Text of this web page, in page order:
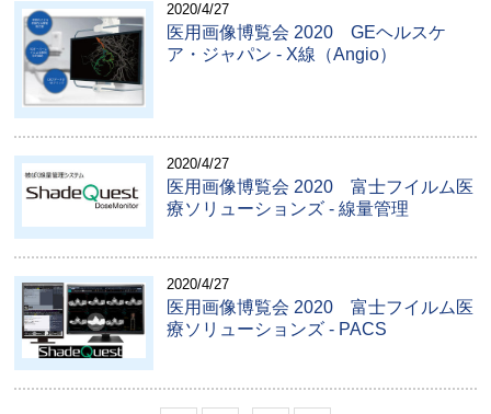
2020/4/27
医用画像博覧会 2020 GEヘルスケ
ア・ジャパン - X線（Angio）
2020/4/27
医用画像博覧会 2020 富士フイルム医
療ソリューションズ - 線量管理
2020/4/27
医用画像博覧会 2020 富士フイルム医
療ソリューションズ - PACS